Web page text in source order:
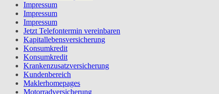
Impressum
Impressum
Impressum
Jetzt Telefontermin vereinbaren
Kapitallebensversicherung
Konsumkredit
Konsumkredit
Krankenzusatzversicherung
Kundenbereich
Maklerhomepages
Motorradversicherung